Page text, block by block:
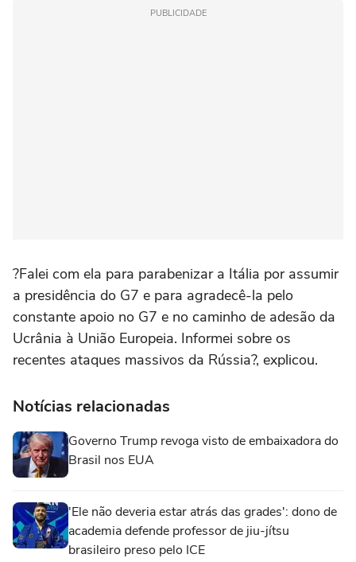
PUBLICIDADE
?Falei com ela para parabenizar a Itália por assumir
a presidência do G7 e para agradecê-la pelo
constante apoio no G7 e no caminho de adesão da
Ucrânia à União Europeia. Informei sobre os
recentes ataques massivos da Rússia?, explicou.
Notícias relacionadas
Governo Trump revoga visto de embaixadora do
Brasil nos EUA
'Ele não deveria estar atrás das grades': dono de
academia defende professor de jiu-jítsu
brasileiro preso pelo ICE